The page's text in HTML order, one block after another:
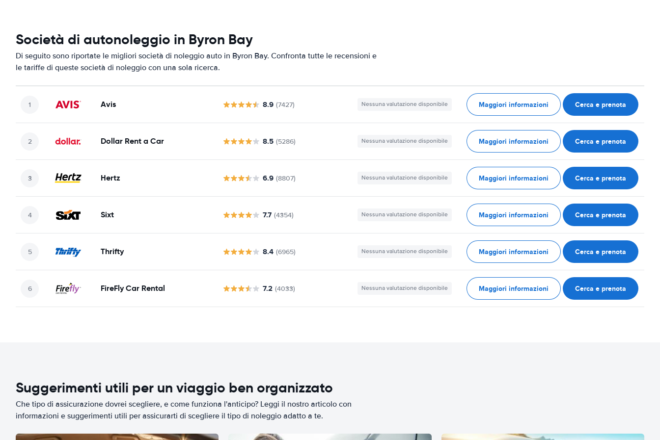
Società di autonoleggio in Byron Bay
Di seguito sono riportate le migliori società di noleggio auto in Byron Bay. Confronta tutte le recensioni e
le tariffe di queste società di noleggio con una sola ricerca.
Avis 8.9 (7427) Nessuna valutazione disponibile Maggiori informazioni Cerca e prenota
Dollar Rent a Car 8.5 (5286) Nessuna valutazione disponibile Maggiori informazioni Cerca e prenota
Hertz 6.9 (8807) Nessuna valutazione disponibile Maggiori informazioni Cerca e prenota
Sixt 7.7 (4354) Nessuna valutazione disponibile Maggiori informazioni Cerca e prenota
Thrifty 8.4 (6965) Nessuna valutazione disponibile Maggiori informazioni Cerca e prenota
FireFly Car Rental 7.2 (4033) Nessuna valutazione disponibile Maggiori informazioni Cerca e prenota
Suggerimenti utili per un viaggio ben organizzato
Che tipo di assicurazione dovrei scegliere, e come funziona l'anticipo? Leggi il nostro articolo con
informazioni e suggerimenti utili per assicurarti di scegliere il tipo di noleggio adatto a te.